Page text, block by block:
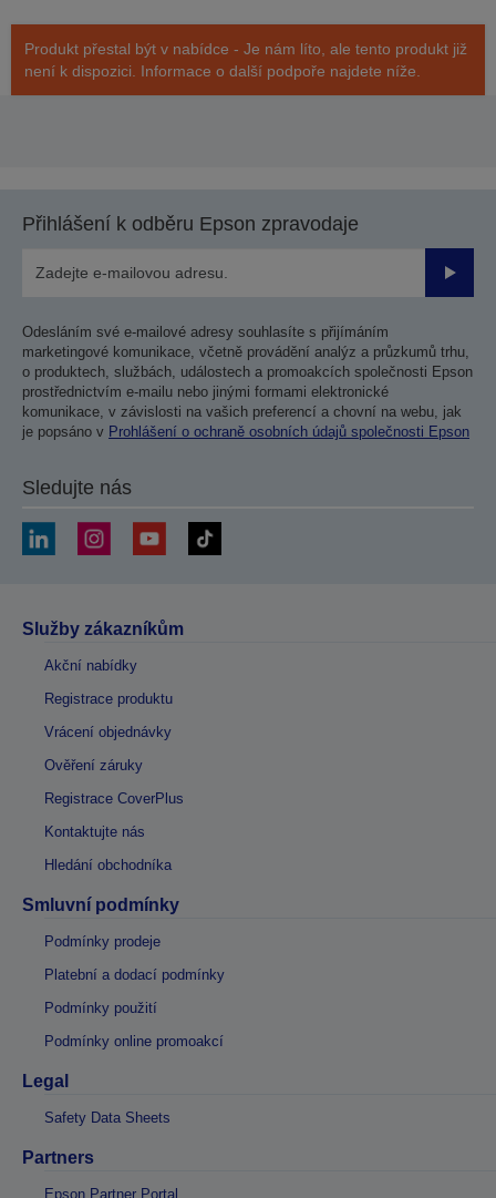
Produkt přestal být v nabídce - Je nám líto, ale tento produkt již
není k dispozici. Informace o další podpoře najdete níže.
Přihlášení k odběru Epson zpravodaje
Odesláním své e-mailové adresy souhlasíte s přijímáním
marketingové komunikace, včetně provádění analýz a průzkumů trhu,
o produktech, službách, událostech a promoakcích společnosti Epson
prostřednictvím e-mailu nebo jinými formami elektronické
komunikace, v závislosti na vašich preferencí a chovní na webu, jak
je popsáno v Prohlášení o ochraně osobních údajů společnosti Epson
Sledujte nás
Služby zákazníkům
Akční nabídky
Registrace produktu
Vrácení objednávky
Ověření záruky
Registrace CoverPlus
Kontaktujte nás
Hledání obchodníka
Smluvní podmínky
Podmínky prodeje
Platební a dodací podmínky
Podmínky použití
Podmínky online promoakcí
Legal
Safety Data Sheets
Partners
Epson Partner Portal